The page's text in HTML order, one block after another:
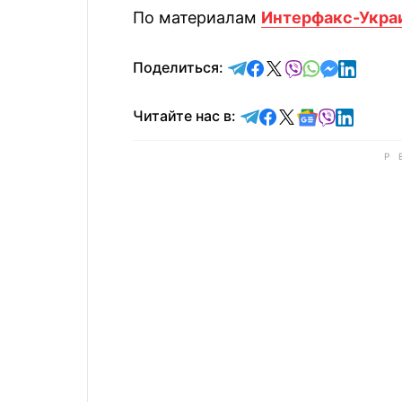
По материалам Интерфакс-
Поделиться: отправить в Telegram
поделиться в
поделиться в X
отправить в
отправить
Читайте нас в: Читайте в Telegram
Читайте в
Читайте в X
Читайте в
Читайте